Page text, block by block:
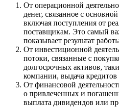
От операционной
денег, связанное с
включая поступления от
поставщикам. Это самый
показывает результат
От инвестиционной
потоки, связанные с
долгосрочных активов,
компании, выдача
От финансовой
о привлеченных и
выплата дивидендов или